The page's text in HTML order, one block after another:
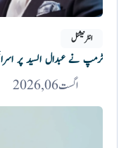
انٹرنیشنل
ٹرمپ نے عبدال السید پر
اگست 06, 2026